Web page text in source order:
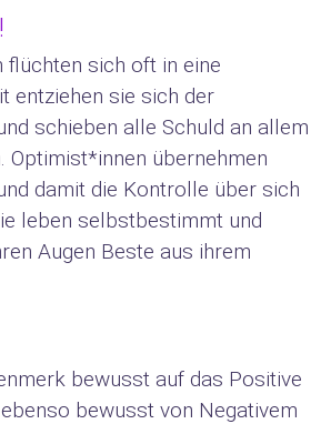
flüchten sich oft in eine
entziehen sie sich der
schieben alle Schuld an allem
Optimist*innen übernehmen
damit die Kontrolle über sich
leben selbstbestimmt und
Augen Beste aus ihrem
bewusst auf das Positive
bewusst von Negativem